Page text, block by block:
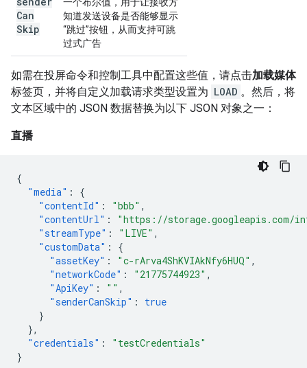
Can
Skip
知道发送设备是否能够显示
“跳过”按钮，从而支持可跳
过式广告
如需在投屏命令和控制工具中配置这些值，请点击加载媒体
标签页，并将自定义加载请求类型设置为 LOAD 。然后，将
文本区域中的 JSON 数据替换为以下 JSON 对象之一：
直播
{
"media" :
{
"contentId" : "bbb" ,
"contentUrl" :
"https://storage.googleapis.com/
"streamType" : "LIVE" ,
"customData" :
{
"assetKey" : "c-rArva4ShKVIAkNfy6HUQ" ,
"networkCode" : "21775744923" ,
"ApiKey" : "" ,
"senderCanSkip" :
true
}
},
"credentials" :
"testCredentials"
}